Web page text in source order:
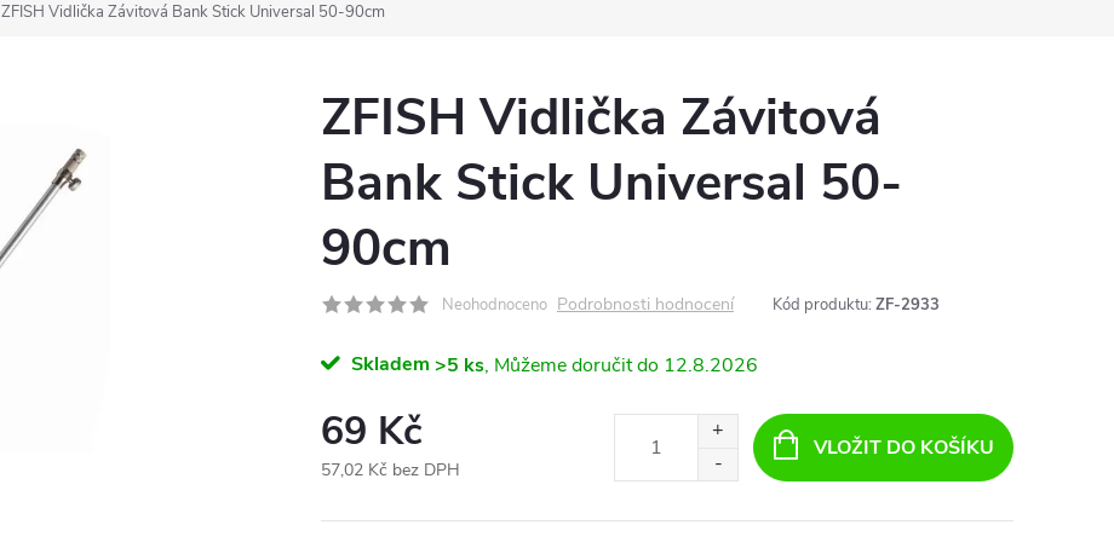
ZFISH Vidlička Závitová Bank Stick Universal 50-90cm
ZFISH Vidlička Závitová
Bank Stick Universal 50-
90cm
Neohodnoceno Podrobnosti hodnocení Kód produktu: ZF-2933
Skladem >5 ks 12.8.2026
69 Kč
57,02 Kč bez DPH
cena:
VLOŽIT DO KOŠÍKU